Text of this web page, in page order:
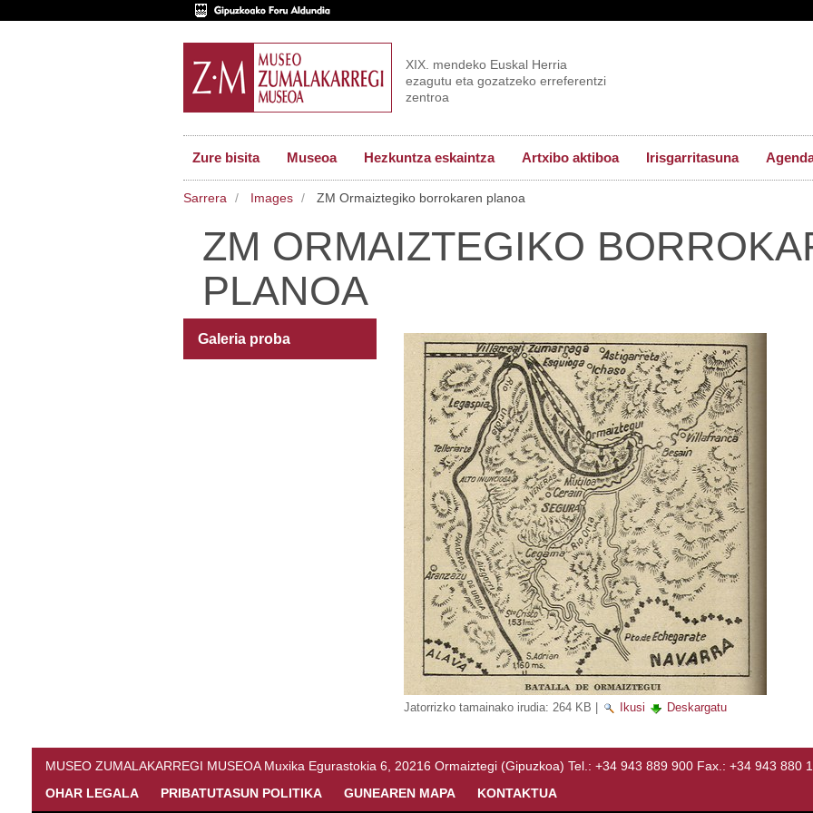
XIX. mendeko Euskal Herria
ezagutu eta gozatzeko erreferentzi
zentroa
Zure bisita Museoa Hezkuntza eskaintza Artxibo aktiboa Irisgarritasuna
Sarrera Images ZM Ormaiztegiko borrokaren planoa
ZM ORMAIZTEGIKO
PLANOA
Jatorrizko tamainako irudia: 264 KB Ikusi Deskargatu
Galeria proba
MUSEO ZUMALAKARREGI MUSEOA Muxika Egurastokia 6, 20216 Ormaiztegi (Gipuzkoa) Tel.: +34 943 889 900 Fax.: +34 943 880
OHAR LEGALA
PRIBATUTASUN POLITIKA GUNEAREN MAPA KONTAKTUA